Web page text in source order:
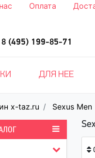
Оплата
8 (495) 199-85-71
ДЛЯ НЕЕ
x-taz.ru Sexus Men